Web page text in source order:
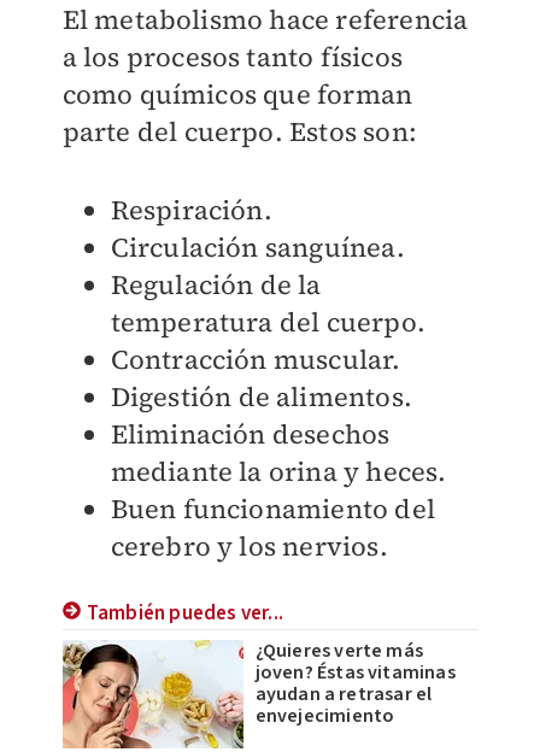
El metabolismo hace referencia
a los procesos tanto físicos
como químicos que forman
parte del cuerpo. Estos son:
Respiración.
Circulación sanguínea.
Regulación de la
temperatura del cuerpo.
Contracción muscular.
Digestión de alimentos.
Eliminación desechos
mediante la orina y heces.
Buen funcionamiento del
cerebro y los nervios.
También puedes ver...
¿Quieres verte más
joven? Éstas vitaminas
ayudan a retrasar el
envejecimiento